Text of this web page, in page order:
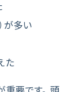
が多い
た